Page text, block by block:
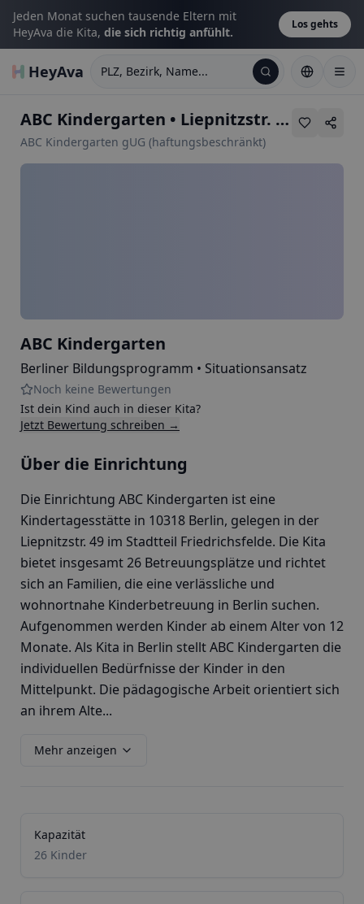
Jeden Monat suchen tausende Eltern mit
HeyAva die Kita, die sich richtig anfühlt.
Los gehts
HeyAva PLZ, Bezirk, Name...
ABC Kindergarten • Liepnitzstr. 49
ABC Kindergarten gUG (haftungsbeschränkt)
ABC Kindergarten
Berliner Bildungsprogramm • Situationsansatz
Noch keine Bewertungen
Ist dein Kind auch in dieser Kita?
Jetzt Bewertung schreiben →
Über die Einrichtung
Die Einrichtung ABC Kindergarten ist eine
Kindertagesstätte in 10318 Berlin, gelegen in der
Liepnitzstr. 49 im Stadtteil Friedrichsfelde. Die Kita
bietet insgesamt 26 Betreuungsplätze und richtet
sich an Familien, die eine verlässliche und
wohnortnahe Kinderbetreuung in Berlin suchen.
Aufgenommen werden Kinder ab einem Alter von 12
Monate. Als Kita in Berlin stellt ABC Kindergarten die
individuellen Bedürfnisse der Kinder in den
Mittelpunkt. Die pädagogische Arbeit orientiert sich
an ihrem Alte...
Mehr anzeigen
Kapazität
26 Kinder